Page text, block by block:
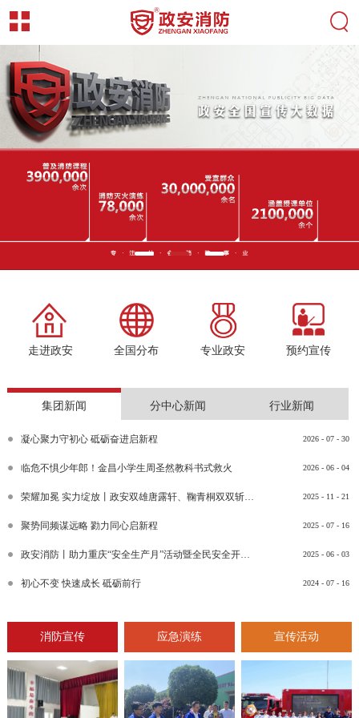
走进政安 全国分布 专业政安 预约宣传
集团新闻 分中心新闻 行业新闻
2026 - 07 - 30
凝心聚力守初心 砥砺奋进启新程
2026 - 06 - 04
临危不惧少年郎！金昌小学生周圣然教科书式救火
2025 - 11 - 21
荣耀加冕 实力绽放丨政安双雄唐露轩、鞠青桐双双斩获“渝消蓝盾讲师团金牌讲师”比武竞赛决赛大奖
2025 - 07 - 16
聚势同频谋远略 勠力同心启新程
2025 - 06 - 03
政安消防丨助力重庆“安全生产月”活动暨全民安全开放日活动
2024 - 07 - 16
初心不变 快速成长 砥砺前行
消防宣传 应急演练 宣传活动